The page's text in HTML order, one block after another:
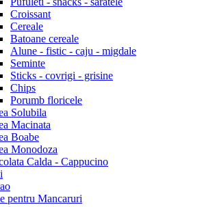
Croissant
Cereale
Batoane cereale
Alune - fistic - caju - migdale
Seminte
Sticks - covrigi - grisine
Chips
Porumb floricele
Solubila
Macinata
Boabe
Monodoza
Calda - Cappucino
pentru Mancaruri